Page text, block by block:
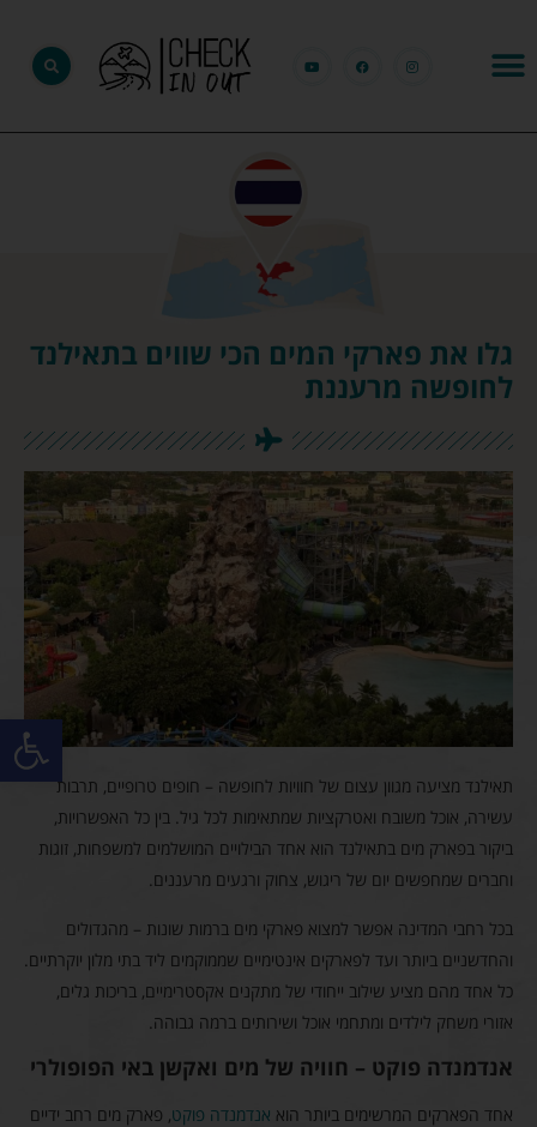
פתח
גלו את פארקי המים הכי שווים בתאילנד
לחופשה מרעננת
תאילנד מציעה מגוון עצום של חוויות לחופשה – חופים טרופיים, תרבות
עשירה, אוכל משובח ואטרקציות שמתאימות לכל גיל. בין כל האפשרויות,
ביקור בפארק מים בתאילנד הוא אחד הבילויים המושלמים למשפחות, זוגות
וחברים שמחפשים יום של ריגוש, צחוק ורגעים מרעננים.
בכל רחבי המדינה אפשר למצוא פארקי מים ברמות שונות – מהגדולים
והחדשניים ביותר ועד לפארקים אינטימיים שממוקמים ליד בתי מלון יוקרתיים.
כל אחד מהם מציע שילוב ייחודי של מתקנים אקסטרימיים, בריכות גלים,
אזורי משחק לילדים ומתחמי אוכל ושירותים ברמה גבוהה.
אנדמנדה פוקט – חוויה של מים ואקשן באי הפופולרי
אחד הפארקים המרשימים ביותר הוא אנדמנדה פוקט, פארק מים רחב ידיים